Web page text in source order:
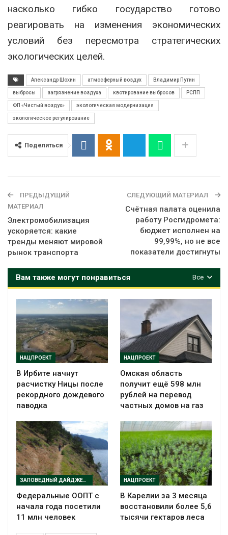
насколько гибко государство готово
реагировать на изменения экономических
условий без пересмотра стратегических
экологических целей.
Александр Шохин атмосферный воздух Владимир Путин
выбросы загрязнение воздуха квотирование выбросов РСПП
ФП «Чистый воздух» экологическая модернизация
экологическое регулирование
Поделиться
ПРЕДЫДУЩИЙ
МАТЕРИАЛ
Электромобилизация
ускоряется: какие
тренды меняют мировой
рынок транспорта
СЛЕДУЮЩИЙ МАТЕРИАЛ
Счётная палата оценила
работу Росгидромета:
бюджет исполнен на
99,99%, но не все
показатели достигнуты
Все
Вам также могут понравиться
НАЦПРОЕКТ
В Ирбите начнут
расчистку Ницы после
рекордного дождевого
паводка
НАЦПРОЕКТ
Омская область
получит ещё 598 млн
рублей на перевод
частных домов на газ
ЗАПОВЕДНЫЙ ДАЙДЖЕСТ
Федеральные ООПТ с
начала года посетили
11 млн человек
НАЦПРОЕКТ
В Карелии за 3 месяца
восстановили более 5,6
тысячи гектаров леса